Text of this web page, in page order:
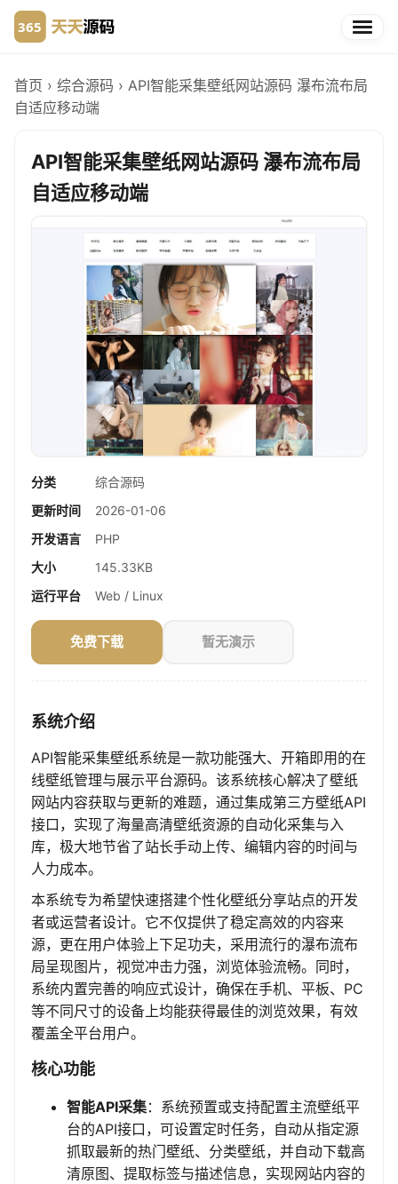
首页 › 综合源码 › API智能采集壁纸网站源码 瀑布流布局
自适应移动端
API智能采集壁纸网站源码 瀑布流布局
自适应移动端
分类
综合源码
更新时间
2026-01-06
开发语言
PHP
大小
145.33KB
运行平台
Web / Linux
免费下载 暂无演示
系统介绍
API智能采集壁纸系统是一款功能强大、开箱即用的在
线壁纸管理与展示平台源码。该系统核心解决了壁纸
网站内容获取与更新的难题，通过集成第三方壁纸API
接口，实现了海量高清壁纸资源的自动化采集与入
库，极大地节省了站长手动上传、编辑内容的时间与
人力成本。
本系统专为希望快速搭建个性化壁纸分享站点的开发
者或运营者设计。它不仅提供了稳定高效的内容来
源，更在用户体验上下足功夫，采用流行的瀑布流布
局呈现图片，视觉冲击力强，浏览体验流畅。同时，
系统内置完善的响应式设计，确保在手机、平板、PC
等不同尺寸的设备上均能获得最佳的浏览效果，有效
覆盖全平台用户。
核心功能
智能API采集：系统预置或支持配置主流壁纸平
台的API接口，可设置定时任务，自动从指定源
抓取最新的热门壁纸、分类壁纸，并自动下载高
清原图、提取标签与描述信息，实现网站内容的